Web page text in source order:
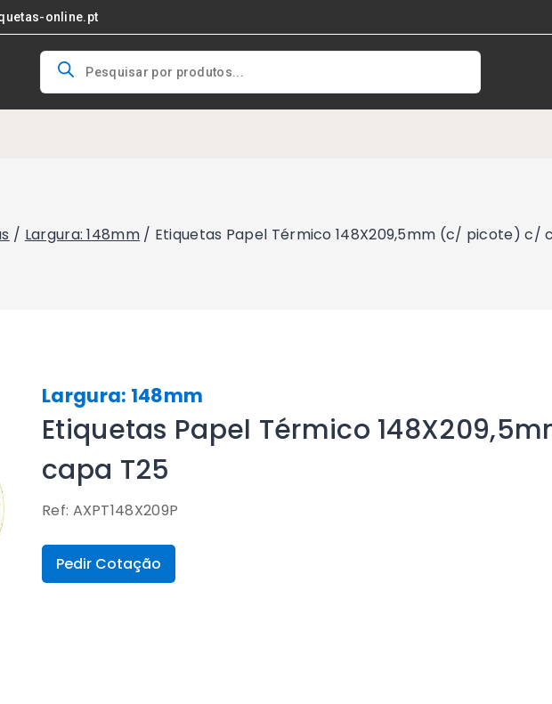
online.pt
Products
search
/ Largura: 148mm / Etiquetas Papel Térmico 148X209,5mm (c/ picote) c/
Largura: 148mm
Etiquetas Papel Térmico
capa T25
Ref: AXPT148X209P
Pedir Cotação